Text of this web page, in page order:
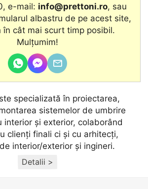
e-mail: info@prettoni.ro, sau
albastru de pe acest site,
în cât mai scurt timp posibil.
Mulțumim!
specializată în proiectarea,
sistemelor de umbrire
interior și exterior, colaborând
clienţi finali ci și cu arhitecţi,
interior/exterior și ingineri.
Detalii >